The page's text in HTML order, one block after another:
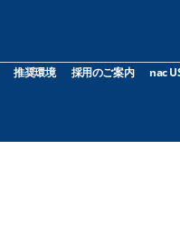
推奨環境 採用のご案内 nac